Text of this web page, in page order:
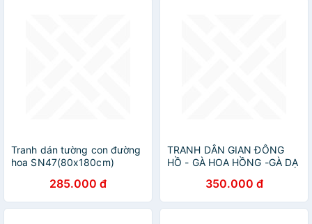
Tranh dán tường con đường
hoa SN47(80x180cm)
285.000 đ
TRANH DÂN GIAN ĐÔNG
HỒ - GÀ HOA HỒNG -GÀ DẠ
350.000 đ